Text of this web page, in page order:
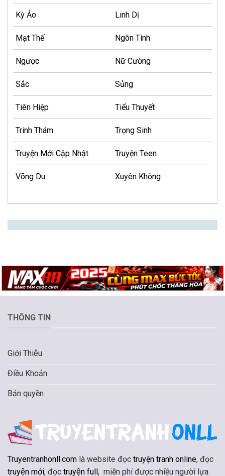
Kỳ Ảo Linh Dị
Mạt Thế Ngôn Tình
Ngược Nữ Cường
Sắc Sủng
Tiên Hiệp Tiểu Thuyết
Trinh Thám Trọng Sinh
Truyện Mới Cập Nhật Truyện Teen
Võng Du Xuyên Không
THÔNG TIN
Giới Thiệu
Điều Khoản
Bản quyền
Truyentranhonll.com là website đọc truyện tranh online, đọc
truyện mới, đọc truyện full , miễn phí được nhiều người lựa